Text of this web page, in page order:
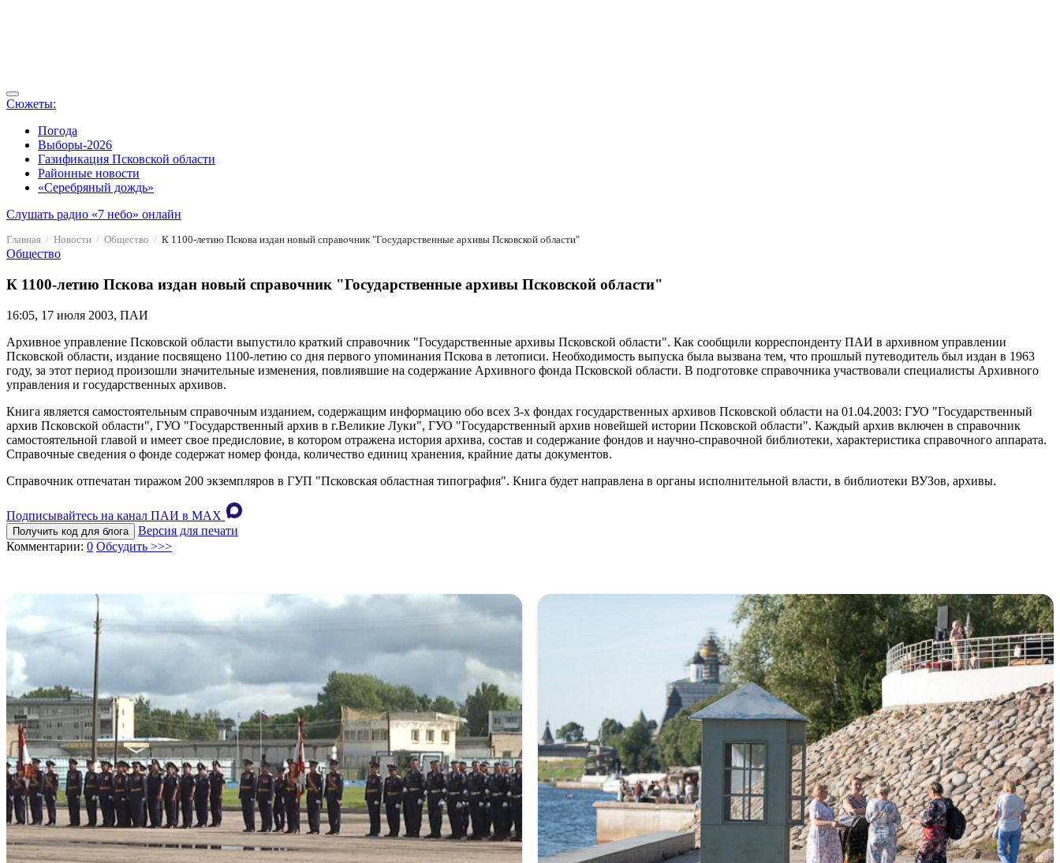
Сюжеты:
Погода
Выборы-2026
Газификация Псковской области
Районные новости
«Серебряный дождь»
Слушать радио «7 небо» онлайн
Главная Новости Общество К 1100-летию Пскова издан новый справочник "Государственные архивы Псковской области"
Общество
К 1100-летию Пскова издан новый справочник "Государственные архивы Псковской области"
16:05, 17 июля 2003, ПАИ
Архивное управление Псковской области выпустило краткий справочник "Государственные архивы Псковской области". Как сообщили корреспонденту ПАИ в архивном управлении
Псковской области, издание посвящено 1100-летию со дня первого упоминания Пскова в летописи. Необходимость выпуска была вызвана тем, что прошлый путеводитель был издан в 1963
году, за этот период произошли значительные изменения, повлиявшие на содержание Архивного фонда Псковской области. В подготовке справочника участвовали специалисты Архивного
управления и государственных архивов.
Книга является самостоятельным справочным изданием, содержащим информацию обо всех 3-х фондах государственных архивов Псковской области на 01.04.2003: ГУО "Государственный
архив Псковской области", ГУО "Государственный архив в г.Великие Луки", ГУО "Государственный архив новейшей истории Псковской области". Каждый архив включен в справочник
самостоятельной главой и имеет свое предисловие, в котором отражена история архива, состав и содержание фондов и научно-справочной библиотеки, характеристика справочного аппарата.
Справочные сведения о фонде содержат номер фонда, количество единиц хранения, крайние даты документов.
Справочник отпечатан тиражом 200 экземпляров в ГУП "Псковская областная типография". Книга будет направлена в органы исполнительной власти, в библиотеки ВУЗов, архивы.
Подписывайтесь на канал ПАИ в MAХ
Получить код для блога
Версия для печати
Комментарии: 0 Обсудить >>>